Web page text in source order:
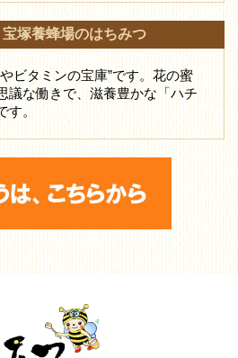
塚養蜂場のはちみつ
ビタミンの宝庫”です。花の蜜
議な働きで、滋養豊かな「ハチ
す。